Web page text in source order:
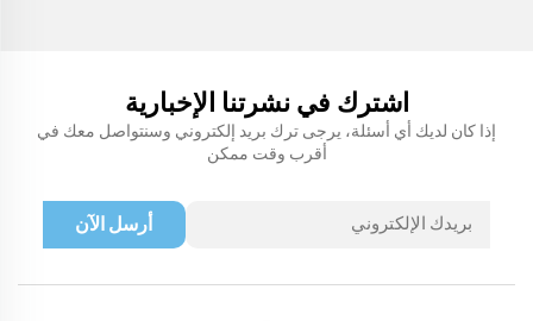
اشترك في نشرتنا الإخبارية
إذا كان لديك أي أسئلة، يرجى ترك بريد إلكتروني وسنتواصل معك في
أقرب وقت ممكن
أرسل الآن